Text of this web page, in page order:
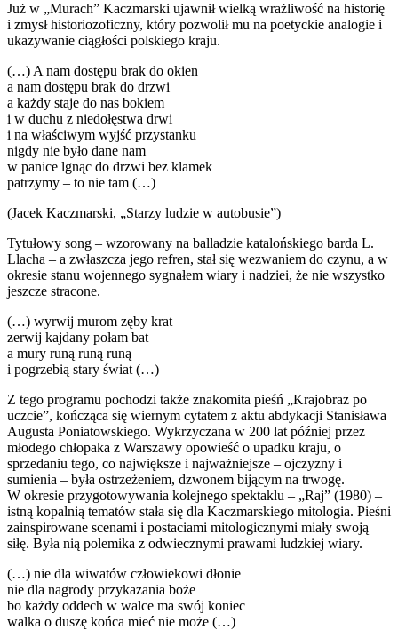
Już w „Murach” Kaczmarski ujawnił wielką wrażliwość na historię
i zmysł historiozoficzny, który pozwolił mu na poetyckie analogie i
ukazywanie ciągłości polskiego kraju.
(…) A nam dostępu brak do okien
a nam dostępu brak do drzwi
a każdy staje do nas bokiem
i w duchu z niedołęstwa drwi
i na właściwym wyjść przystanku
nigdy nie było dane nam
w panice lgnąc do drzwi bez klamek
patrzymy – to nie tam (…)
(Jacek Kaczmarski, „Starzy ludzie w autobusie”)
Tytułowy song – wzorowany na balladzie katalońskiego barda L.
Llacha – a zwłaszcza jego refren, stał się wezwaniem do czynu, a w
okresie stanu wojennego sygnałem wiary i nadziei, że nie wszystko
jeszcze stracone.
(…) wyrwij murom zęby krat
zerwij kajdany połam bat
a mury runą runą runą
i pogrzebią stary świat (…)
Z tego programu pochodzi także znakomita pieśń „Krajobraz po
uczcie”, kończąca się wiernym cytatem z aktu abdykacji Stanisława
Augusta Poniatowskiego. Wykrzyczana w 200 lat później przez
młodego chłopaka z Warszawy opowieść o upadku kraju, o
sprzedaniu tego, co największe i najważniejsze – ojczyzny i
sumienia – była ostrzeżeniem, dzwonem bijącym na trwogę.
W okresie przygotowywania kolejnego spektaklu – „Raj” (1980) –
istną kopalnią tematów stała się dla Kaczmarskiego mitologia. Pieśni
zainspirowane scenami i postaciami mitologicznymi miały swoją
siłę. Była nią polemika z odwiecznymi prawami ludzkiej wiary.
(…) nie dla wiwatów człowiekowi dłonie
nie dla nagrody przykazania boże
bo każdy oddech w walce ma swój koniec
walka o duszę końca mieć nie może (…)